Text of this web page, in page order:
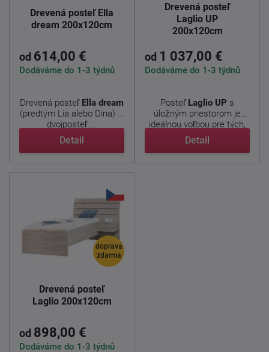
Drevená posteľ Ella
dream 200x120cm
od 614,00 €
Dodáváme do 1-3 týdnů
Drevená posteľ Ella dream
(predtým Lia alebo Dina) je
dvojposteľ ...
Detail
Drevená posteľ
Laglio UP
200x120cm
od 1 037,00 €
Dodáváme do 1-3 týdnů
Posteľ Laglio UP s
úložným priestorom je
ideálnou voľbou pre tých,
...
Detail
doprava
zdarma
Drevená posteľ
Laglio 200x120cm
od 898,00 €
Dodáváme do 1-3 týdnů